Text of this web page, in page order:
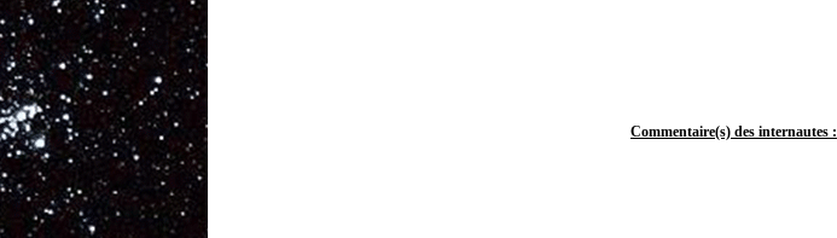
Commentaire(s) des internautes :